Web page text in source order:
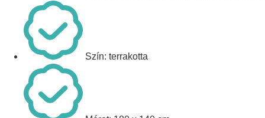
Szín: terrakotta